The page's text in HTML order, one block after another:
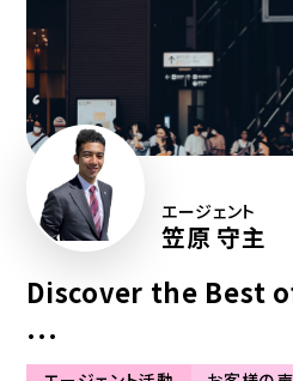
エージェント
笠原 守主
Discover the Best
...